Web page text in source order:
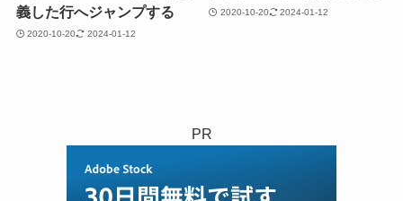
義した行へジャンプする
2020-10-20 2024-01-12
2020-10-20 2024-01-12
PR